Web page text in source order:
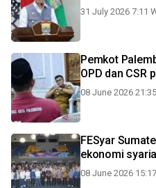
31 July 2026 7:11
Pemkot
OPD dan CSR
08 June 2026
FESyar
ekonomi
08 June 2026